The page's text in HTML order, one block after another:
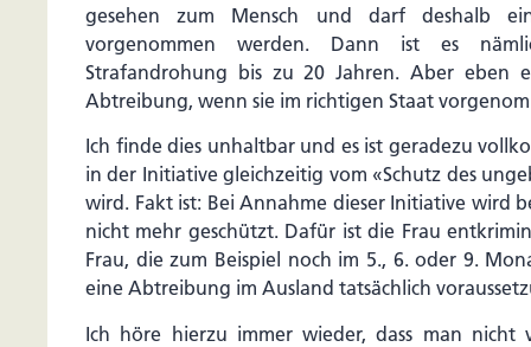
gesehen zum Mensch und darf deshalb
vorgenommen werden. Dann ist es
Strafandrohung bis zu 20 Jahren. Aber eben
Abtreibung, wenn sie im richtigen Staat
Ich finde dies unhaltbar und es ist geradezu
in der Initiative gleichzeitig vom «Schutz des
wird. Fakt ist: Bei Annahme dieser Initiative wird
nicht mehr geschützt. Dafür ist die Frau
Frau, die zum Beispiel noch im 5., 6. oder 9.
eine Abtreibung im Ausland tatsächlich
Ich höre hierzu immer wieder, dass man nicht